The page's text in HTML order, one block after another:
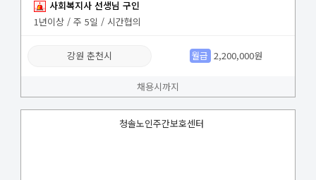
사회복지사 선생님 구인
1년이상 / 주 5일 / 시간협의
강원 춘천시 월급 2,200,000원
채용시까지
청솔노인주간보호센터